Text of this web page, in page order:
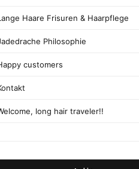
Haare Frisuren & Haarpflege
Philosophie
customers
long hair traveler!!